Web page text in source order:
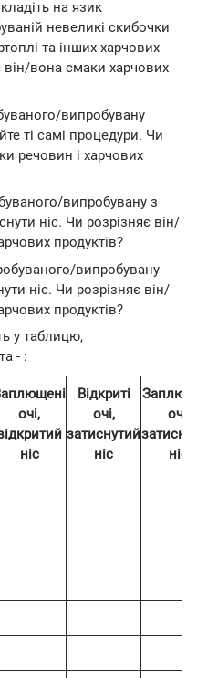
на язик
невеликі скибочки
та інших харчових
він/вона смаки харчових
випробувану
ті самі процедури. Чи
речовин і харчових
випробувану з
ніс. Чи розрізняє він/
продуктів?
випробувану
ніс. Чи розрізняє він/
продуктів?
у таблицю,
- :
очі,
ніс
Відкриті
очі,
затиснутий
ніс
Заплющені
очі,
затиснутий
ніс